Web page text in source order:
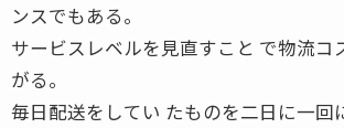
ンスでもある。
サービスレベルを見直すこと で物流コ
がる。
毎日配送をしてい たものを二日に一回